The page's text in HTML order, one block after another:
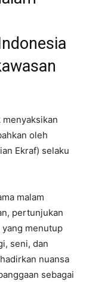
menyaksikan
oleh
Ekraf) selaku
malam
pertunjukan
menutup
seni, dan
nuansa
sebagai